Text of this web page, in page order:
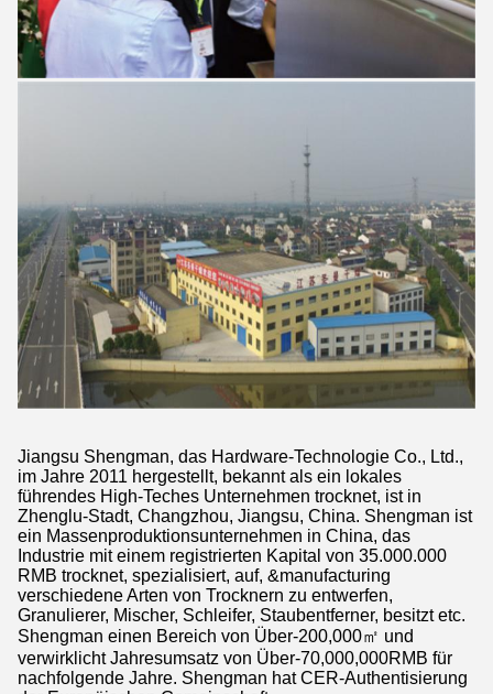
Jiangsu Shengman, das Hardware-Technologie Co., Ltd.,
im Jahre 2011 hergestellt, bekannt als ein lokales
führendes High-Teches Unternehmen trocknet, ist in
Zhenglu-Stadt, Changzhou, Jiangsu, China. Shengman ist
ein Massenproduktionsunternehmen in China, das
Industrie mit einem registrierten Kapital von 35.000.000
RMB trocknet, spezialisiert, auf, &manufacturing
verschiedene Arten von Trocknern zu entwerfen,
Granulierer, Mischer, Schleifer, Staubentferner, besitzt etc.
Shengman einen Bereich von Über-200,000㎡ und
verwirklicht Jahresumsatz von Über-70,000,000RMB für
nachfolgende Jahre. Shengman hat CER-Authentisierung